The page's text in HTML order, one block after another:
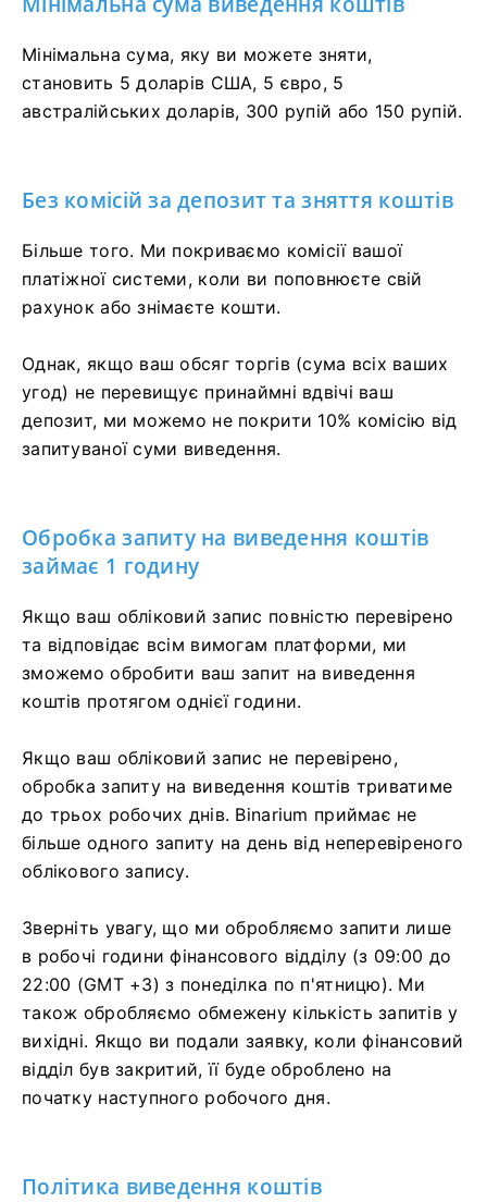
Мінімальна сума, яку ви можете зняти,
становить 5 доларів США, 5 євро, 5
австралійських доларів, 300 рупій або 150 рупій.
Без комісій за депозит та зняття коштів
Більше того. Ми покриваємо комісії вашої
платіжної системи, коли ви поповнюєте свій
рахунок або знімаєте кошти.
Однак, якщо ваш обсяг торгів (сума всіх ваших
угод) не перевищує принаймні вдвічі ваш
депозит, ми можемо не покрити 10% комісію від
запитуваної суми виведення.
Обробка запиту на виведення коштів
займає 1 годину
Якщо ваш обліковий запис повністю перевірено
та відповідає всім вимогам платформи, ми
зможемо обробити ваш запит на виведення
коштів протягом однієї години.
Якщо ваш обліковий запис не перевірено,
обробка запиту на виведення коштів триватиме
до трьох робочих днів. Binarium приймає не
більше одного запиту на день від неперевіреного
облікового запису.
Зверніть увагу, що ми обробляємо запити лише
в робочі години фінансового відділу (з 09:00 до
22:00 (GMT +3) з понеділка по п'ятницю). Ми
також обробляємо обмежену кількість запитів у
вихідні. Якщо ви подали заявку, коли фінансовий
відділ був закритий, її буде оброблено на
початку наступного робочого дня.
Політика виведення коштів